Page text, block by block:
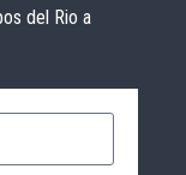
del Rio a